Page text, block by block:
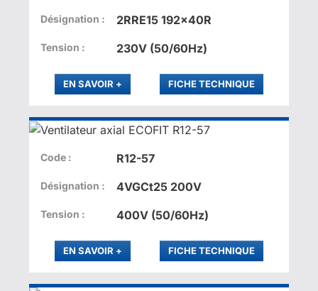
Désignation : 2RRE15 192x40R
Tension : 230V (50/60Hz)
EN SAVOIR PLUS
+ FICHE TECHNIQUE
Code : R12-57
Désignation : 4VGCt25 200V
Tension : 400V (50/60Hz)
EN SAVOIR PLUS
+ FICHE TECHNIQUE